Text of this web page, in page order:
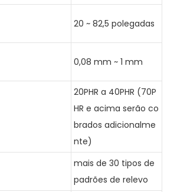
20 ~ 82,5 polegadas
0,08 mm ~ 1 mm
20PHR a 40PHR (70P
HR e acima serão co
brados adicionalme
nte)
mais de 30 tipos de
padrões de relevo